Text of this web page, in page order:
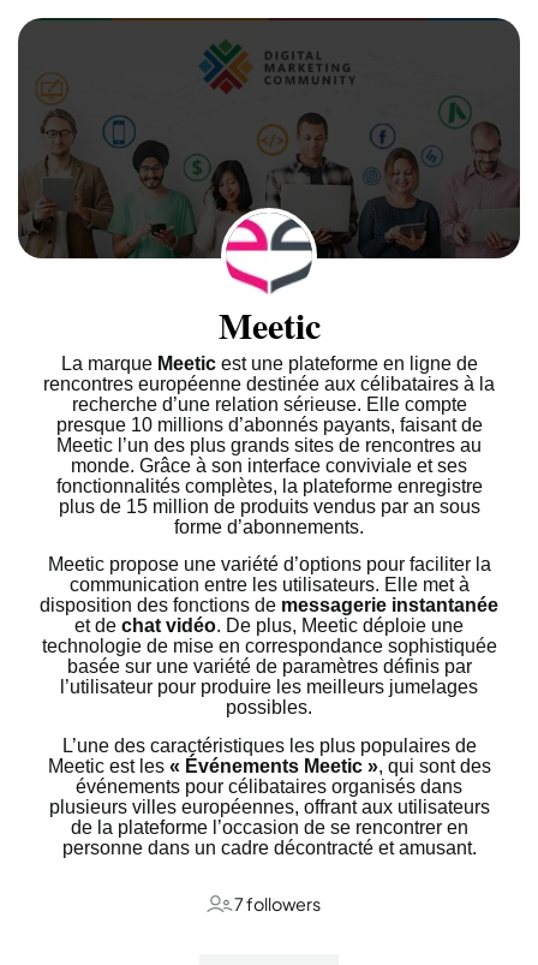
Meetic
La marque Meeticest une plateforme en ligne de
rencontres européenne destinée aux célibataires à la
recherche d’une relation sérieuse. Elle compte
presque 10 millions d’abonnés payants, faisant de
Meetic l’un des plus grands sites de rencontres au
monde. Grâce à son interface conviviale et ses
fonctionnalités complètes, la plateforme enregistre
plus de 15 million de produits vendus par an sous
forme d’abonnements.
Meetic propose une variété d’options pour faciliter la
communication entre les utilisateurs. Elle met à
disposition des fonctions de messagerie instantanée
et de chat vidéo. De plus, Meetic déploie une
technologie de mise en correspondance sophistiquée
basée sur une variété de paramètres définis par
l’utilisateur pour produire les meilleurs jumelages
possibles.
L’une des caractéristiques les plus populaires de
Meetic est les « Événements Meetic », qui sont des
événements pour célibataires organisés dans
plusieurs villes européennes, offrant aux utilisateurs
de la plateforme l’occasion de se rencontrer en
personne dans un cadre décontracté et amusant.
7 followers